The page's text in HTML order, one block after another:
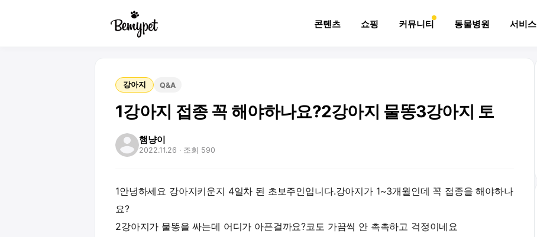
콘텐츠 쇼핑 커뮤니티 동물병원 서비스
강아지 Q&A
1강아지 접종 꼭 해야하나요?2강아지 물똥3강아지 토
햄냥이
2022.11.26 · 조회 590
1안녕하세요 강아지키운지 4일차 된 초보주인입니다.강아지가 1~3개월인데 꼭 접종을 해야하나
요?
2강아지가 물똥을 싸는데 어디가 아픈걸까요?코도 가끔씩 안 촉촉하고 걱정이네요